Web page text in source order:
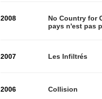
2008
No Country for
pays n'est pas
2007 Les Infiltrés
2006 Collision